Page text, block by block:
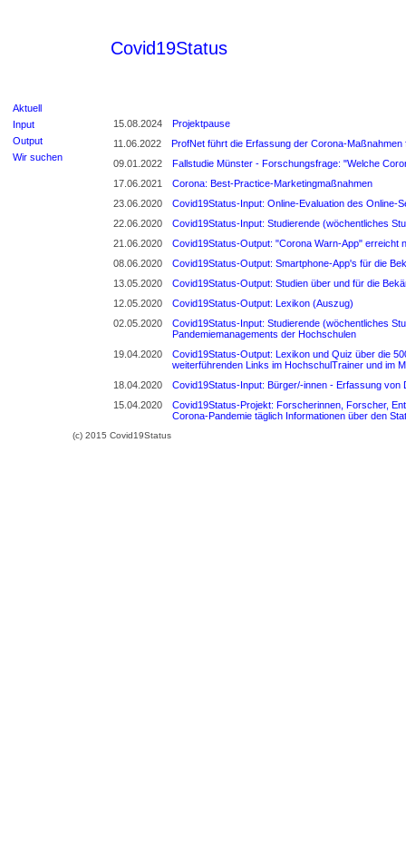
Covid19Status
Aktuell
Input
Output
Wir suchen
15.08.2024
Projektpause
11.06.2022
ProfNet führt die Erfassung der Corona-Maßnahmen
09.01.2022
Fallstudie Münster - Forschungsfrage: "Welche
17.06.2021
Corona: Best-Practice-Marketingmaßnahmen
23.06.2020
Covid19Status-Input: Online-Evaluation des Online-
22.06.2020
Covid19Status-Input: Studierende (wöchentliches
21.06.2020
Covid19Status-Output: "Corona Warn-App" erreicht
08.06.2020
Covid19Status-Output: Smartphone-App's für die
13.05.2020
Covid19Status-Output: Studien über und für die
12.05.2020
Covid19Status-Output: Lexikon (Auszug)
02.05.2020
Covid19Status-Input: Studierende (wöchentliches
Pandemiemanagements der Hochschulen
19.04.2020
Covid19Status-Output: Lexikon und Quiz über die
weiterführenden Links im HochschulTrainer und im
18.04.2020
Covid19Status-Input: Bürger/-innen - Erfassung von
15.04.2020
Covid19Status-Projekt: Forscherinnen, Forscher,
Corona-Pandemie täglich Informationen über den
(c) 2015 Covid19Status